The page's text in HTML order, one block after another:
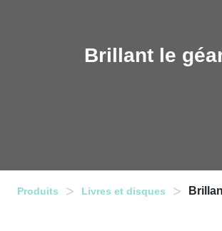
Brillant le
Produits > Livres et disques >